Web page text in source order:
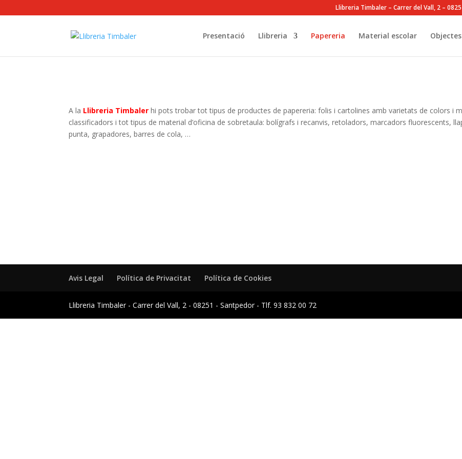
Llibreria Timbaler – Carrer del Vall, 2 –
Presentació Llibreria Papereria Material escolar
A la Llibreria Timbaler hi pots trobar tot tipus de productes de papereria: folis i cartolines amb varietats de colors i
classificadors i tot tipus de material d’oficina de sobretaula: bolígrafs i recanvis, retoladors, marcadors fluorescents,
punta, grapadores, barres de cola, …
Avis Legal Política de Privacitat Política de Cookies
Llibreria Timbaler - Carrer del Vall, 2 - 08251 - Santpedor - Tlf. 93 832 00 72